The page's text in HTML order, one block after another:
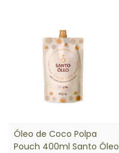
Óleo de Coco Polpa
Pouch 400ml Santo Óleo